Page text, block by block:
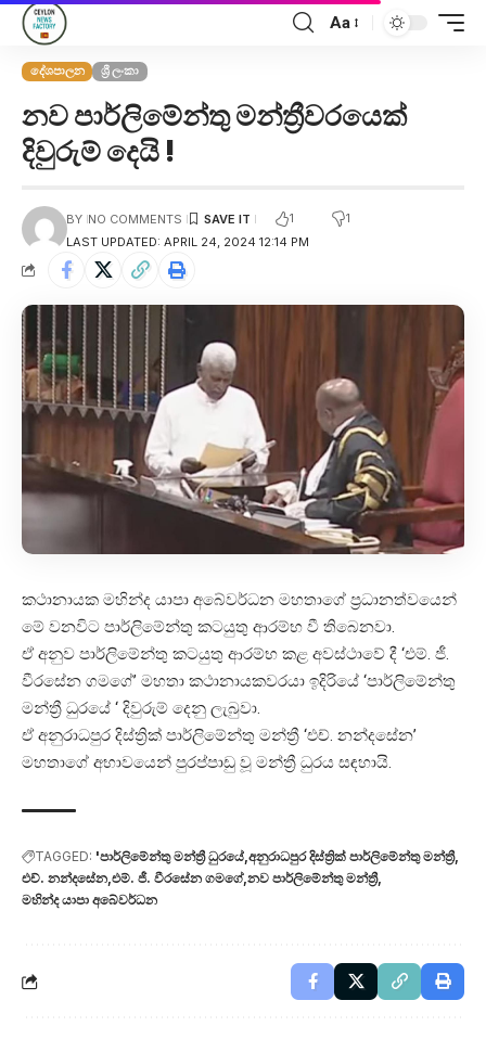
Aa
දේශපාලන ශ්‍රී ලංකා
නව පාර්ලිමේන්තු මන්ත්‍රීවරයෙක්
දිවුරුම් දෙයි !
LAST UPDATED: APRIL 24, 2024 12:14 PM
BY NO COMMENTS 1 1
කථානායක මහින්ද යාපා අබේවර්ධන මහතාගේ ප්‍රධානත්වයෙන්
මේ වනවිට පාර්ලිමේන්තු කටයුතු ආරම්භ වී තිබෙනවා.
ඒ අනුව පාර්ලිමේන්තු කටයුතු ආරම්භ කළ අවස්ථාවේ දී ‘එම්. ජී.
වීරසේන ගමගේ’ මහතා කථානායකවරයා ඉදිරියේ ‘පාර්ලිමේන්තු
මන්ත්‍රී ධුරයේ ‘ දිවුරුම් දෙනු ලැබුවා.
ඒ අනුරාධපුර දිස්ත්‍රික් පාර්ලිමේන්තු මන්ත්‍රී ‘එච්. නන්දසේන’
මහතාගේ අභාවයෙන් පුරප්පාඩු වූ මන්ත්‍රී ධුරය සඳහායි.
TAGGED: 'පාර්ලිමේන්තු මන්ත්‍රී ධුරයේ අනුරාධපුර දිස්ත්‍රික් පාර්ලිමේන්තු මන්ත්‍රී
එච්. නන්දසේන එම්. ජී. වීරසේන ගමගේ නව පාර්ලිමේන්තු මන්ත්‍රී
මහින්ද යාපා අබේවර්ධන